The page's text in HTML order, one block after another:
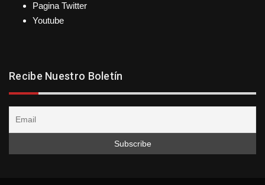
Pagina Twitter
Youtube
Recibe Nuestro Boletín